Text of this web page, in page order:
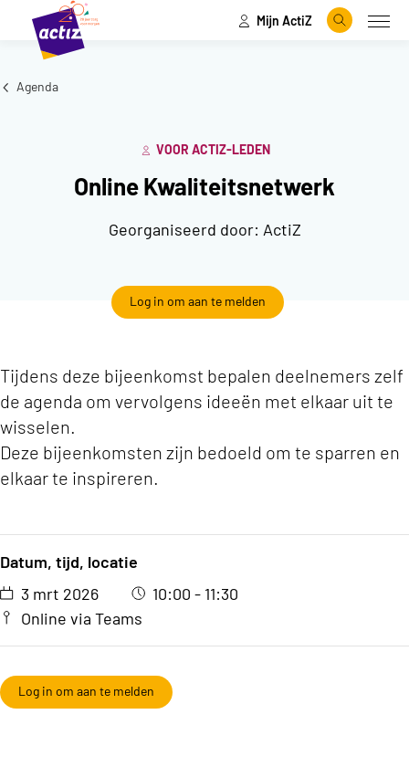
Naar hoofdinhoud
Naar menu Mijn ActiZ
Zoeken
Agenda
VOOR ACTIZ-LEDEN
Online Kwaliteitsnetwerk
Georganiseerd door: ActiZ
Log in om aan te melden
Tijdens deze bijeenkomst bepalen deelnemers zelf
de agenda om vervolgens ideeën met elkaar uit te
wisselen.
Deze bijeenkomsten zijn bedoeld om te sparren en
elkaar te inspireren.
Datum, tijd, locatie
3 mrt 2026
10:00 - 11:30
Online via Teams
Log in om aan te melden